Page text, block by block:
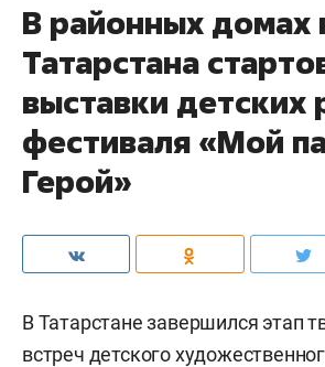
В районных домах
Татарстана
выставки детских
фестиваля «Мой
Герой»
В Татарстане завершился этап
встреч детского